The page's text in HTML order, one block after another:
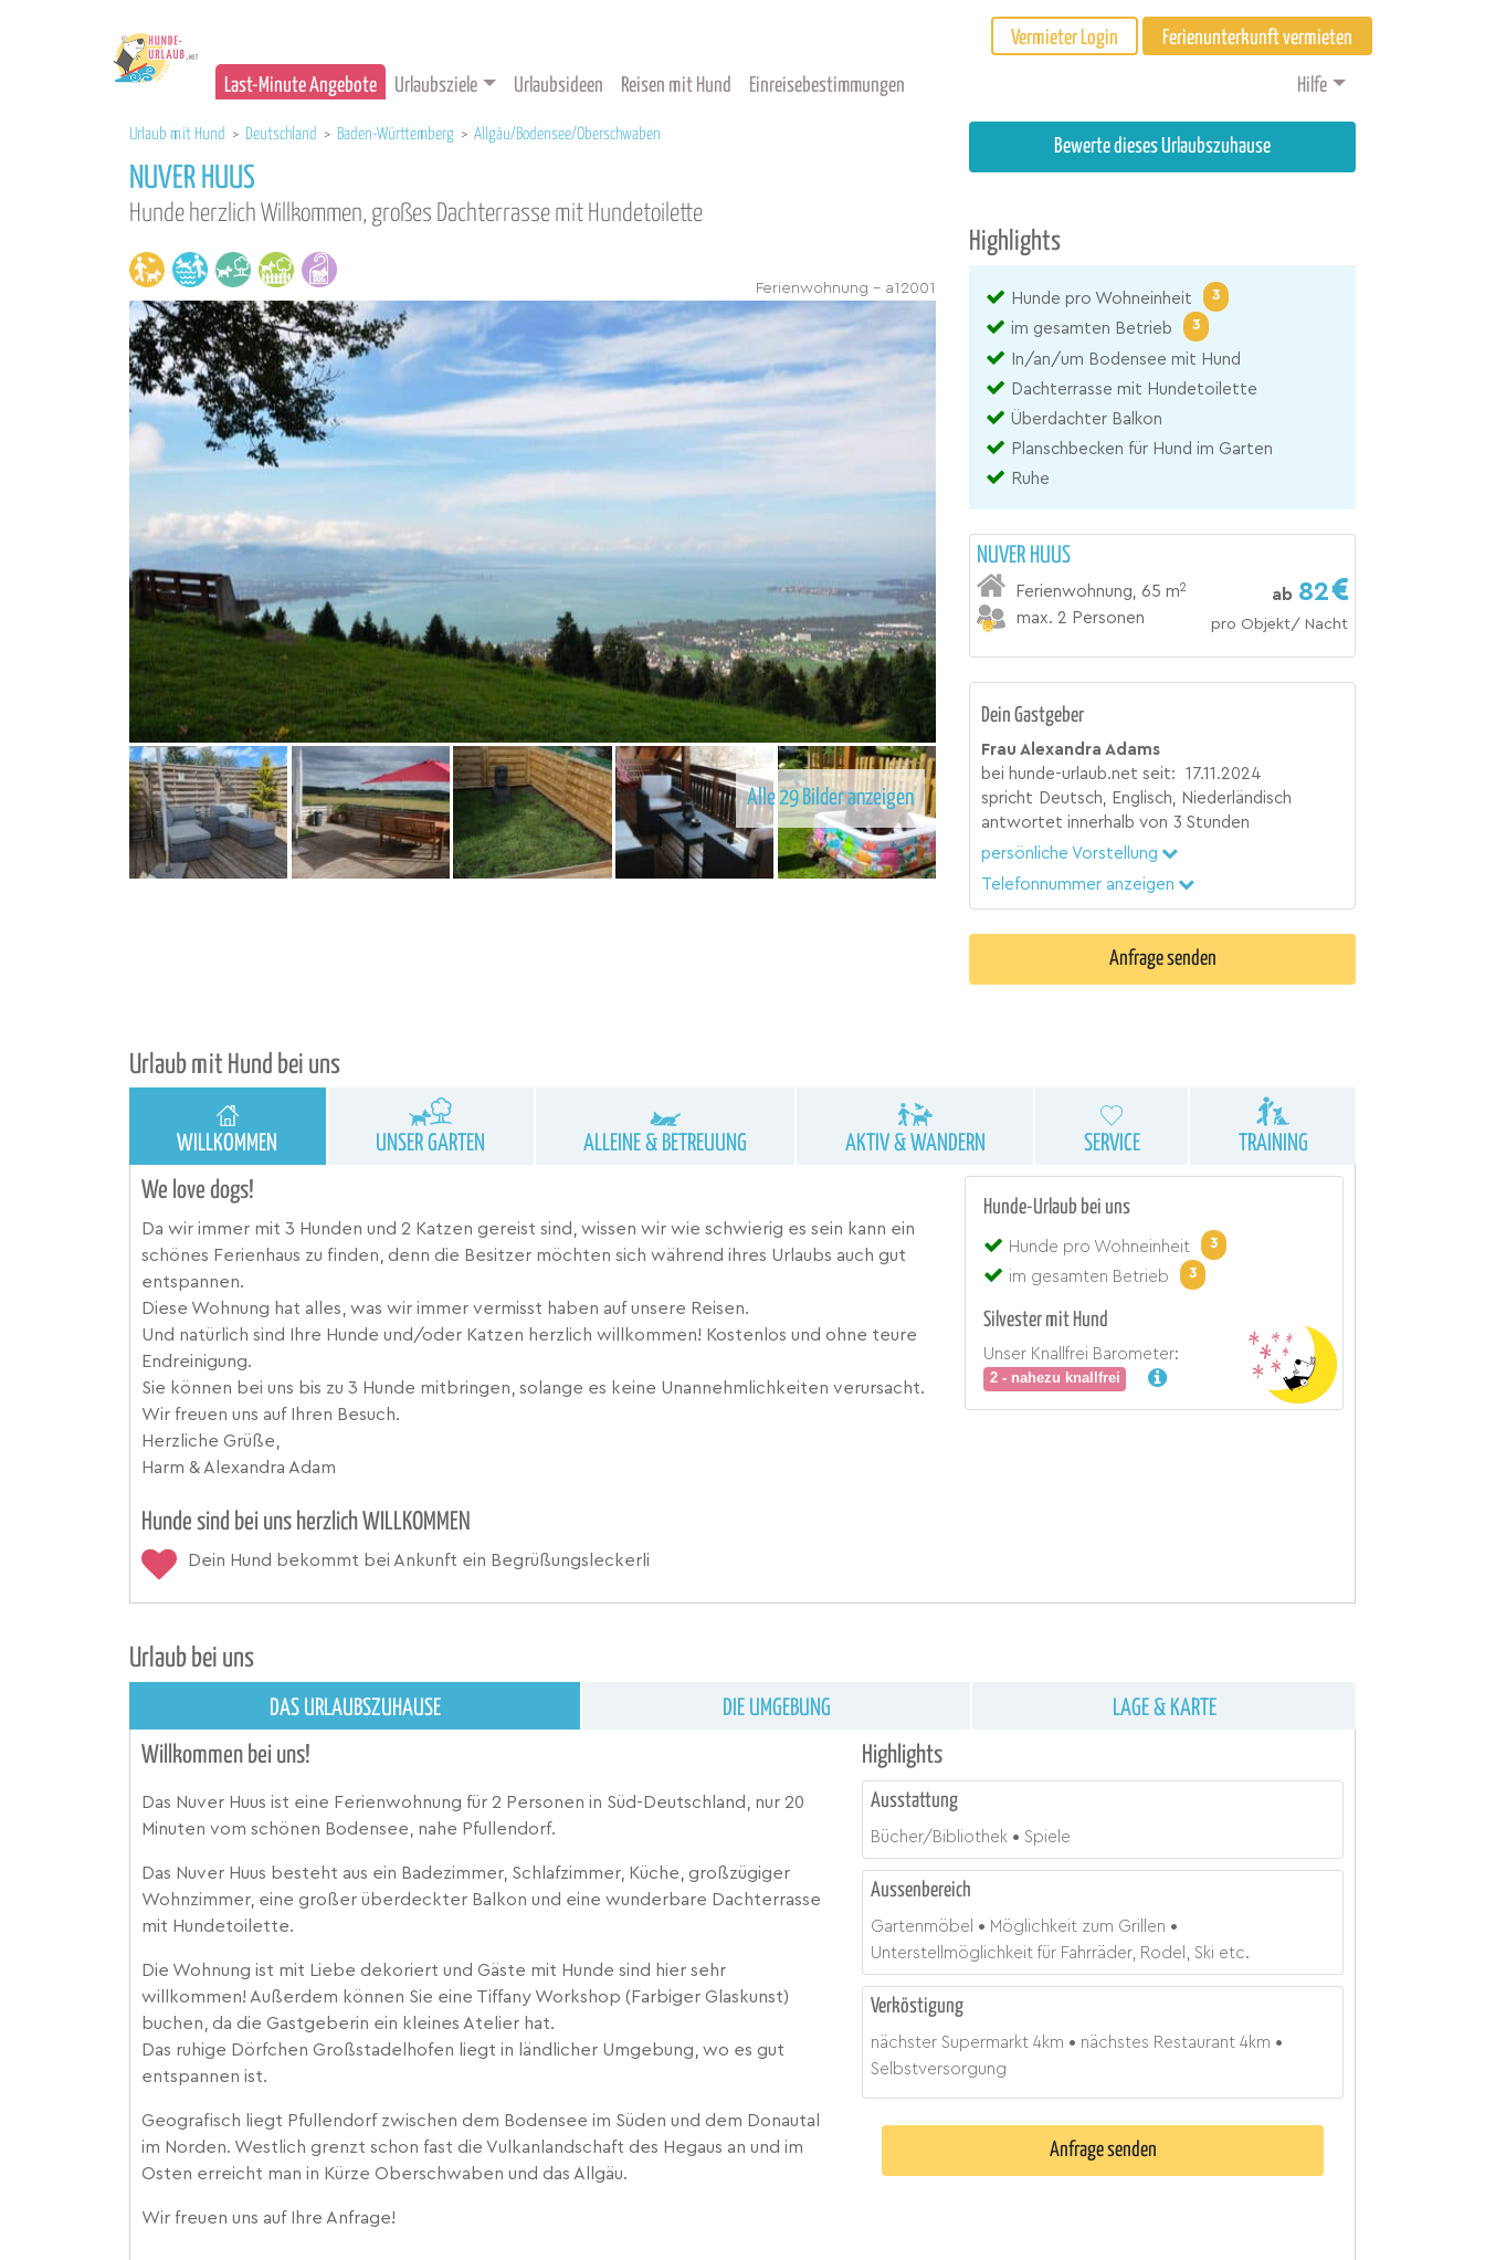
Vermieter Login Ferienunterkunft vermieten
Last-Minute Angebote Urlaubsziele Urlaubsideen Reisen mit Hund Einreisebestimmungen Hilfe
Urlaub mit Hund > Deutschland > Baden-Württemberg > Allgäu/Bodensee/Oberschwaben
NUVER HUUS
Hunde herzlich Willkommen, großes Dachterrasse mit Hundetoilette
Ferienwohnung - a12001
Alle 29 Bilder anzeigen
Bewerte dieses Urlaubszuhause
Highlights
Hunde pro Wohneinheit 3
im gesamten Betrieb 3
In/an/um Bodensee mit Hund
Dachterrasse mit Hundetoilette
Überdachter Balkon
Planschbecken für Hund im Garten
Ruhe
NUVER HUUS
Ferienwohnung,65 m2
max. 2 Personen
ab 82
pro Objekt/ Nacht
Dein Gastgeber
Frau Alexandra Adams
bei hunde-urlaub.net seit:
17.11.2024
spricht Deutsch, Englisch, Niederländisch
antwortet innerhalb von 3 Stunden
persönliche Vorstellung
Telefonnummer anzeigen
Anfrage senden
Urlaub mit Hund bei uns
WILLKOMMEN UNSER GARTEN ALLEINE & BETREUUNG AKTIV & WANDERN SERVICE TRAINING
We love dogs!
Da wir immer mit 3 Hunden und 2 Katzen gereist sind, wissen wir wie schwierig es sein kann ein
schönes Ferienhaus zu finden, denn die Besitzer möchten sich während ihres Urlaubs auch gut
entspannen.
Diese Wohnung hat alles, was wir immer vermisst haben auf unsere Reisen.
Und natürlich sind Ihre Hunde und/oder Katzen herzlich willkommen! Kostenlos und ohne teure
Endreinigung.
Sie können bei uns bis zu 3 Hunde mitbringen, solange es keine Unannehmlichkeiten verursacht.
Wir freuen uns auf Ihren Besuch.
Herzliche Grüße,
Harm & Alexandra Adam
Hunde sind bei uns herzlich WILLKOMMEN
Dein Hund bekommt bei Ankunft ein Begrüßungsleckerli
Hunde-Urlaub bei uns
Hunde pro Wohneinheit 3
im gesamten Betrieb 3
Silvester mit Hund
Unser Knallfrei Barometer:
2 - nahezu knallfrei
Urlaub bei uns
DAS URLAUBSZUHAUSE DIE UMGEBUNG LAGE & KARTE
Willkommen bei uns!
Das Nuver Huus ist eine Ferienwohnung für 2 Personen in Süd-Deutschland, nur 20
Minuten vom schönen Bodensee, nahe Pfullendorf.
Das Nuver Huus besteht aus ein Badezimmer, Schlafzimmer, Küche, großzügiger
Wohnzimmer, eine großer überdeckter Balkon und eine wunderbare Dachterrasse
mit Hundetoilette.
Die Wohnung ist mit Liebe dekoriert und Gäste mit Hunde sind hier sehr
willkommen! Außerdem können Sie eine Tiffany Workshop (Farbiger Glaskunst)
buchen, da die Gastgeberin ein kleines Atelier hat.
Das ruhige Dörfchen Großstadelhofen liegt in ländlicher Umgebung, wo es gut
entspannen ist.
Geografisch liegt Pfullendorf zwischen dem Bodensee im Süden und dem Donautal
im Norden. Westlich grenzt schon fast die Vulkanlandschaft des Hegaus an und im
Osten erreicht man in Kürze Oberschwaben und das Allgäu.
Wir freuen uns auf Ihre Anfrage!
Highlights
Ausstattung
Bücher/Bibliothek Spiele
Aussenbereich
Gartenmöbel
Möglichkeit zum Grillen
Unterstellmöglichkeit für Fahrräder, Rodel, Ski etc.
Verköstigung
nächster Supermarkt4km nächstes Restaurant4km
Selbstversorgung
Anfrage senden